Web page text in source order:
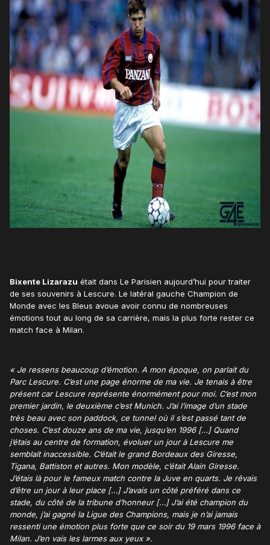
Bixente Lizarazu était dans Le Parisien aujourd’hui pour traiter
de ses souvenirs à Lescure. Le latéral gauche Champion de
Monde avec les Bleus avoue avoir connu de nombreuses
émotions tout au long de sa carrière, mais la plus forte rester ce
match face à Milan.
« Je ressens beaucoup d’émotion. A mon époque, on parlait du
Parc Lescure. C’est une page énorme de ma vie. Je tenais à être
présent car Lescure représente énormément pour moi. C’est mon
premier jardin, le deuxième c’est Munich. J’ai l’image d’un stade
très beau avec son paddock, ce tunnel où il s’est passé tant de
choses. C’est douze ans de ma vie, jusqu’en 1996 […] Quand
j‘étais au centre de formation, évoluer un jour à Lescure me
semblait inaccessible. C’était le grand Bordeaux des Giresse,
Tigana, Battiston et autres. Mon modèle, c’était Alain Giresse.
J’étais là pour le fameux match contre la Juve en quarts. Je rêvais
d’être un jour à leur place […] J’avais un côté préféré dans ce
stade, du côté de la tribune d’honneur […] J’ai été champion du
monde, j’ai gagné la Ligue des Champions, mais je n’ai jamais
ressenti une émotion plus forte que ce soir du 19 mars 1996 face à
Milan. J’en vais les larmes aux yeux ».